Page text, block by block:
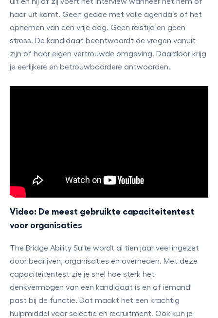
haar uit komt. Geen gedoe met volle agenda’s of het
opnemen van een vrije dag. Geen reistijd en geen
stress. De kandidaat beantwoordt de vragen vanuit
zijn of haar eigen vertrouwde omgeving. Daardoor krijg
je eerlijkere en betrouwbaardere antwoorden.
Video: De meest gebruikte capaciteitentest
voor organisaties
The Bridge Ability Suite wordt al tien jaar veel ingezet
door bedrijven, organisaties en overheden. Met deze
capaciteitentest zie je snel hoe sterk het
denkvermogen van een kandidaat is en of iemand
past bij de functie. Dat maakt het een krachtig
hulpmiddel voor selectie en recruitment. Ook kun je